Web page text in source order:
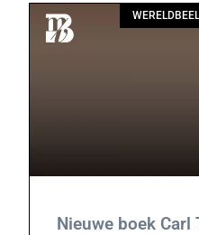
Nieuwe boek Carl